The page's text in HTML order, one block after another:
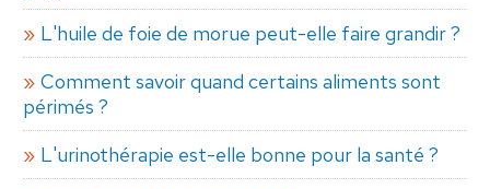
L'huile de foie de morue peut-elle faire grandir ?
Comment savoir quand certains aliments sont
périmés ?
L'urinothérapie est-elle bonne pour la santé ?